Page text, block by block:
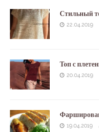
Стильный
22.04.2019
Топ с
20.04.2019
19.04.2019